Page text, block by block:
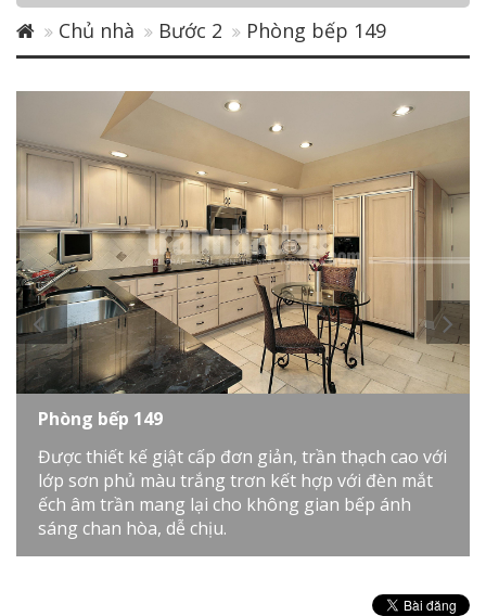
Chủ nhà Bước 2 Phòng bếp 149
Phòng bếp 149
Được thiết kế giật cấp đơn giản, trần thạch cao với
lớp sơn phủ màu trắng trơn kết hợp với đèn mắt
ếch âm trần mang lại cho không gian bếp ánh
sáng chan hòa, dễ chịu.